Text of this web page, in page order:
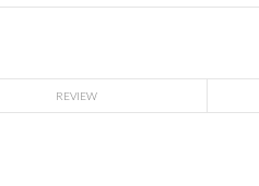
REVIEW